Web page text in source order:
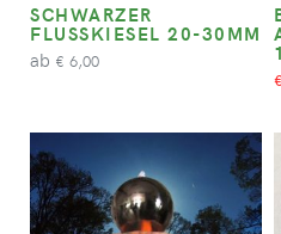
SCHWARZER
FLUSSKIESEL 20-30MM
ab € 6,00
€